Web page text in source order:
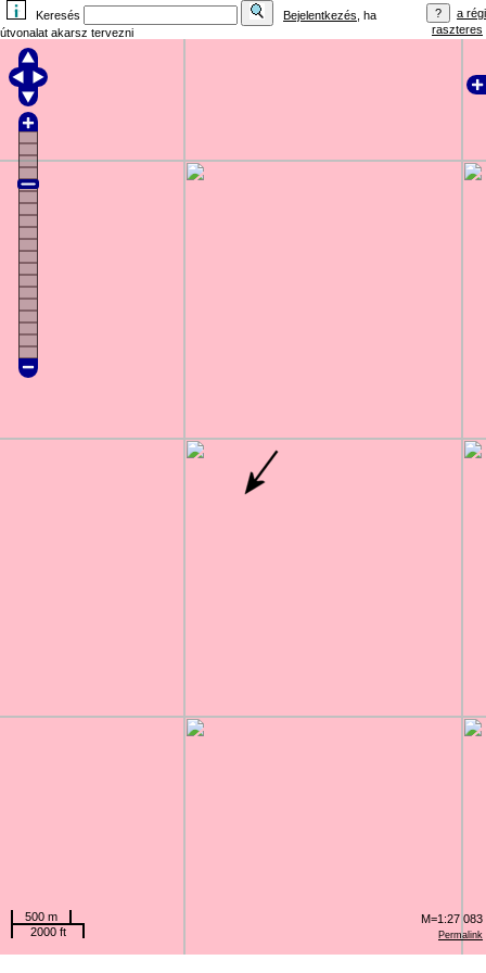
Keresés Bejelentkezés , ha
útvonalat akarsz tervezni
a régi
raszteres
Permalink
500 m
2000 ft
M=1:27 083